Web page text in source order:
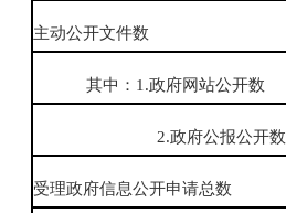
主动公开文件数
其中：1.政府网站公开数
2.政府公报公开数
受理政府信息公开申请总数